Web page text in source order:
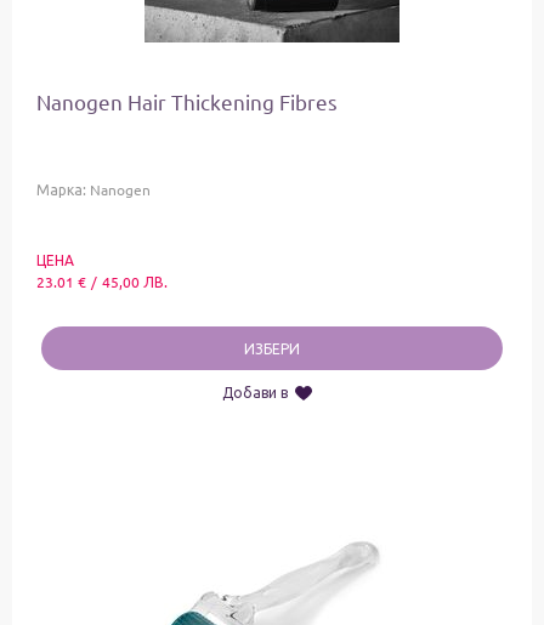
Nanogen Hair Thickening Fibres
Марка: Nanogen
ЦЕНА
23.01 € / 45,00 ЛВ.
ИЗБЕРИ
Добави в